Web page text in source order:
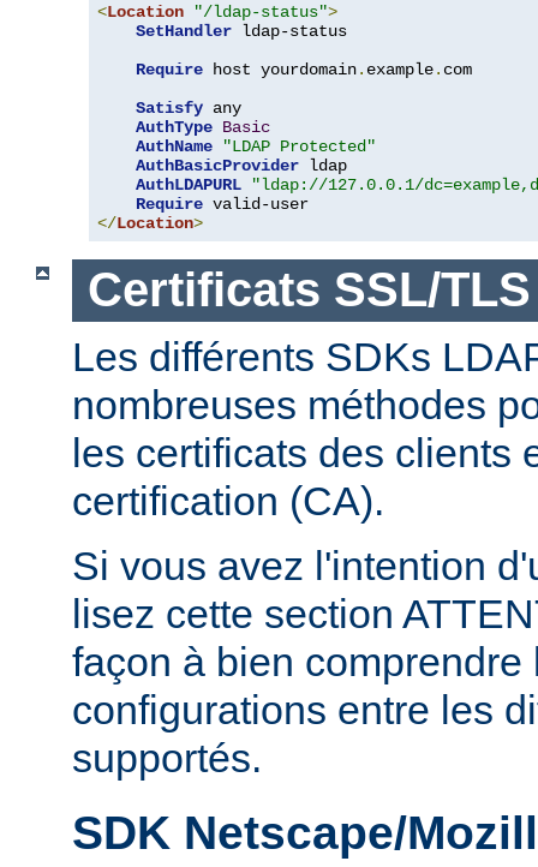
<Location "/ldap-status">
SetHandler ldap-status
Require host yourdomain. example. com
Satisfy any
AuthType Basic
AuthName
"LDAP Protected"
AuthBasicProvider ldap
AuthLDAPURL
"ldap://127.0.0.1/
Require
</Location>
Certificats SSL/TLS
Les différents SDKs
nombreuses méthodes
les certificats des clients
certification (CA).
Si vous avez l'intention
lisez cette section
façon à bien comprendre
configurations entre les
supportés.
SDK Netscape/